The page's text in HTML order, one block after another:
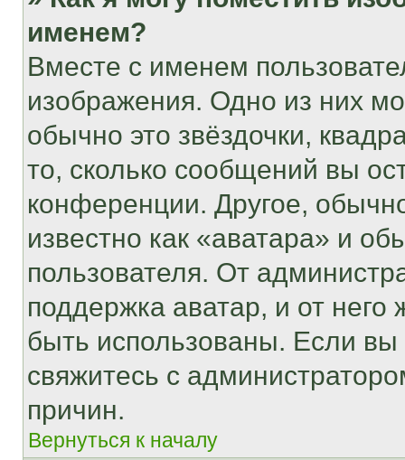
именем?
Вместе с именем
изображения. Одно из них
обычно это звёздочки,
то, сколько сообщений вы
конференции. Другое,
известно как «аватара» и
пользователя. От
поддержка аватар, и от него
быть использованы. Если
свяжитесь с
причин.
Вернуться к началу